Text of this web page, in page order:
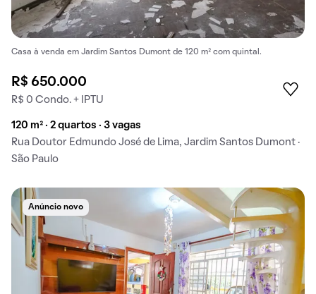
Casa à venda em Jardim Santos Dumont de 120 m² com quintal.
R$ 650.000
R$ 0 Condo. + IPTU
120 m² · 2 quartos · 3 vagas
Rua Doutor Edmundo José de Lima, Jardim Santos Dumont ·
São Paulo
Anúncio novo